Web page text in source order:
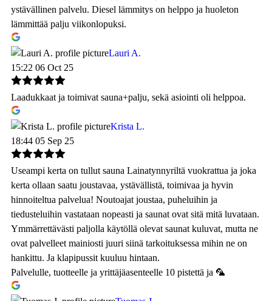
ystävällinen palvelu. Diesel lämmitys on helppo ja huoleton
lämmittää palju viikonlopuksi.
Lauri A.
15:22 06 Oct 25
Laadukkaat ja toimivat sauna+palju, sekä asiointi oli helppoa.
Krista L.
18:44 05 Sep 25
Useampi kerta on tullut sauna Lainatynnyriltä vuokrattua ja joka
kerta ollaan saatu joustavaa, ystävällistä, toimivaa ja hyvin
hinnoiteltua palvelua! Noutoajat joustaa, puheluihin ja
tiedusteluihin vastataan nopeasti ja saunat ovat sitä mitä luvataan.
Ymmärrettävästi paljolla käytöllä olevat saunat kuluvat, mutta ne
ovat palvelleet mainiosti juuri siinä tarkoituksessa mihin ne on
hankittu. Ja klapipussit kuuluu hintaan.
Palvelulle, tuotteelle ja yrittäjäasenteelle 10 pistettä ja 🦜